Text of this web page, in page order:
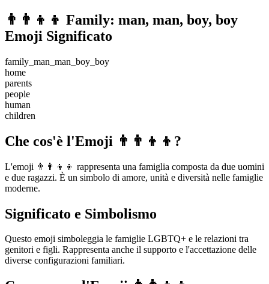
👨‍👨‍👦‍👦 Family: man, man, boy, boy
Emoji Significato
family_man_man_boy_boy
home
parents
people
human
children
Che cos'è l'Emoji 👨‍👨‍👦‍👦?
L'emoji 👨‍👨‍👦‍👦 rappresenta una famiglia composta da due uomini
e due ragazzi. È un simbolo di amore, unità e diversità nelle famiglie
moderne.
Significato e Simbolismo
Questo emoji simboleggia le famiglie LGBTQ+ e le relazioni tra
genitori e figli. Rappresenta anche il supporto e l'accettazione delle
diverse configurazioni familiari.